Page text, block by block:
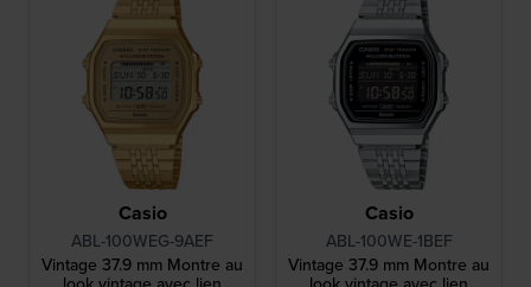
Casio
ABL-100WEG-9AEF
Vintage 37.9 mm Montre au
Casio
ABL-100WE-1BEF
Vintage 37.9 mm Montre au